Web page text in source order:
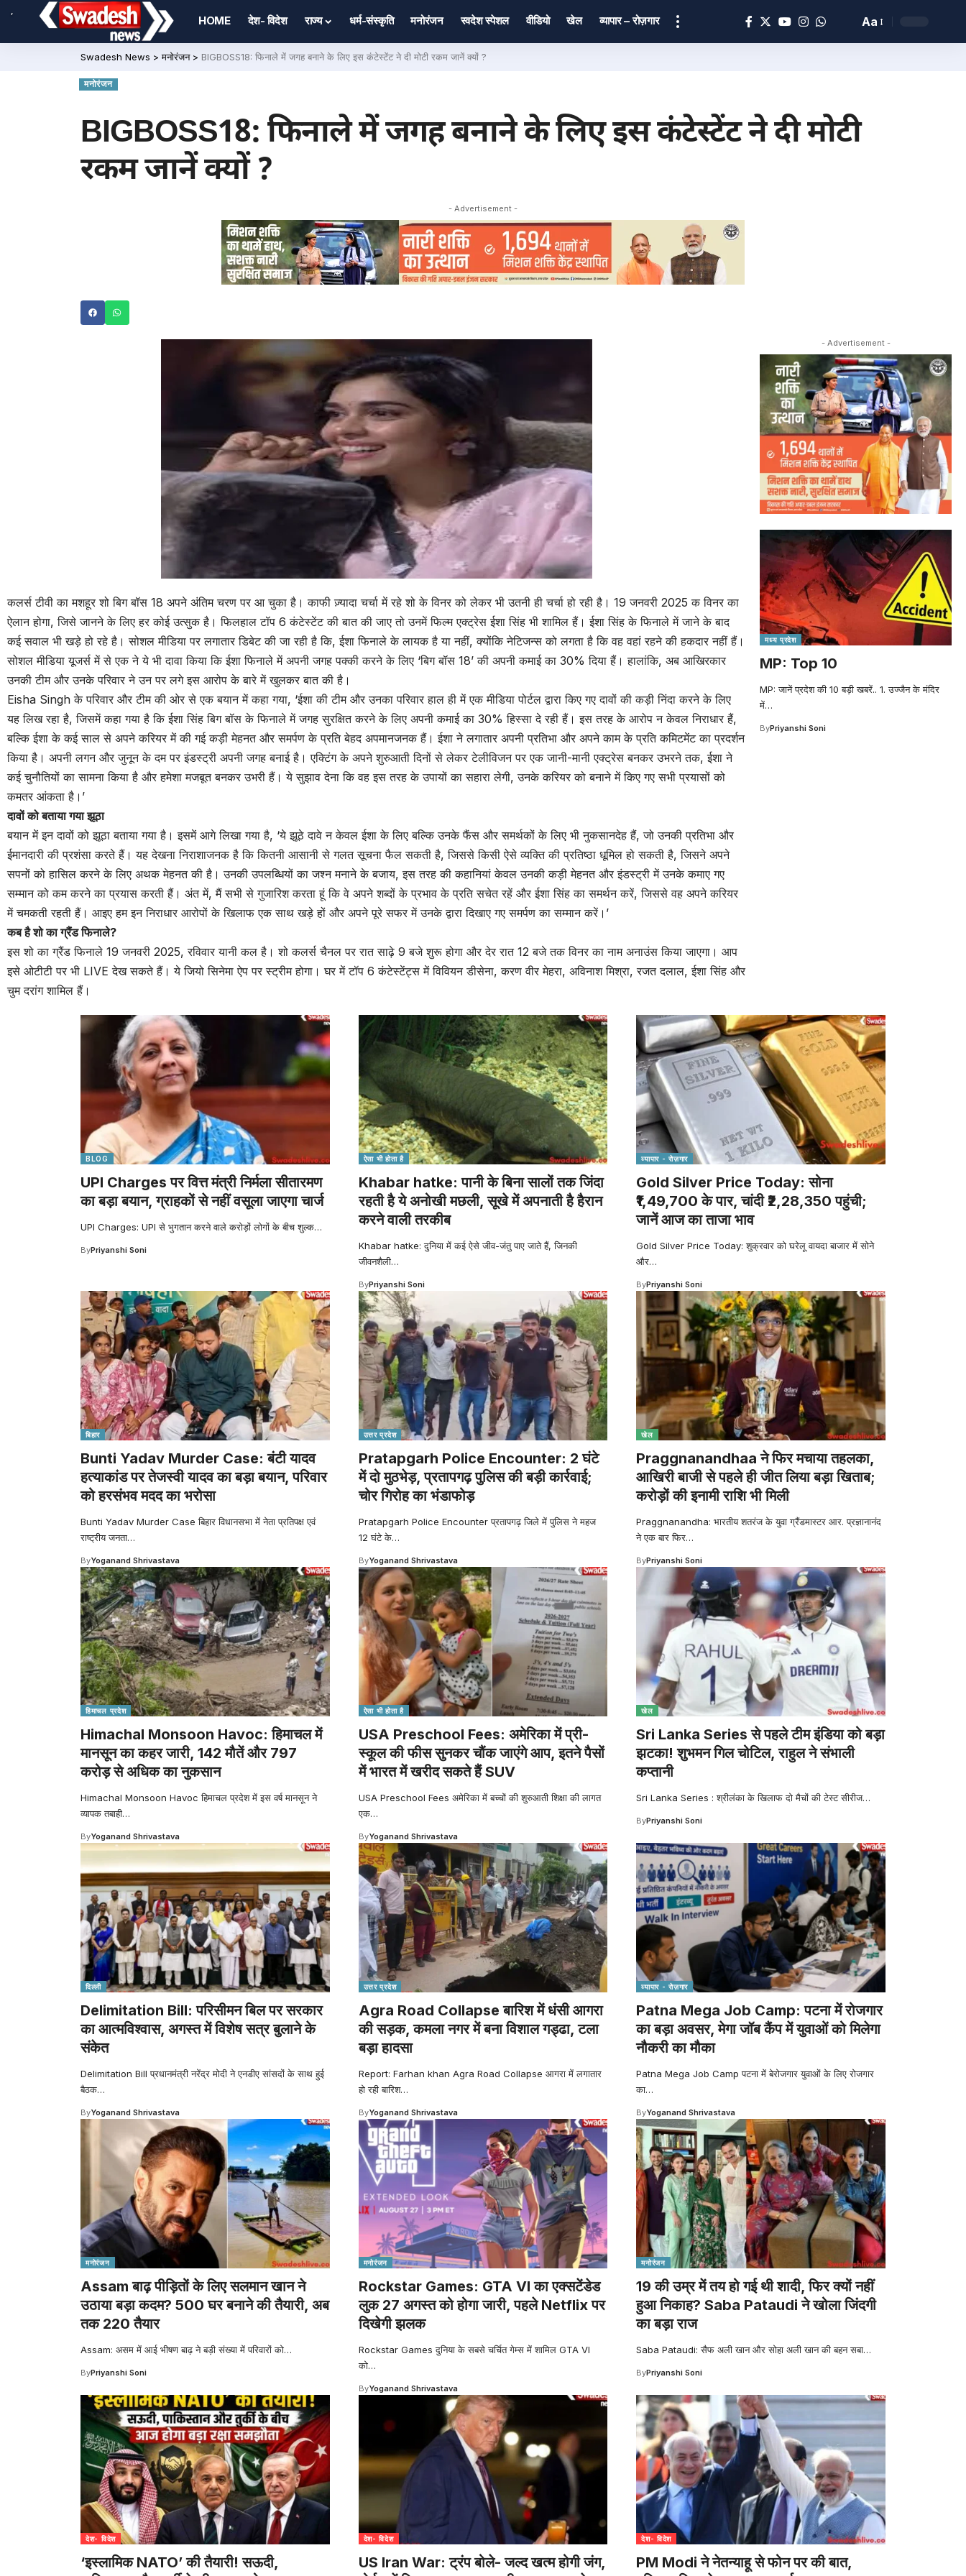
,
HOME देश- विदेश राज्य धर्म-संस्कृति मनोरंजन स्वदेश स्पेशल वीडियो खेल व्यापार – रोज़गार Aa
Swadesh News >मनोरंजन> BIGBOSS18: फिनाले में जगह बनाने के लिए इस कंटेस्टेंट ने दी मोटी रकम जानें क्यों ?
मनोरंजन
BIGBOSS18: फिनाले में जगह बनाने के लिए इस कंटेस्टेंट ने दी मोटी
रकम जानें क्यों ?
- Advertisement -
कलर्स टीवी का मशहूर शो बिग बॉस 18 अपने अंतिम चरण पर आ चुका है। काफी ज़्यादा चर्चा में रहे शो के विनर को लेकर भी उतनी ही चर्चा हो रही है। 19 जनवरी 2025 क विनर का
ऐलान होगा, जिसे जानने के लिए हर कोई उत्सुक है। फिलहाल टॉप 6 कंटेस्टेंट की बात की जाए तो उनमें फिल्म एक्ट्रेस ईशा सिंह भी शामिल हैं। ईशा सिंह के फिनाले में जाने के बाद
कई सवाल भी खड़े हो रहे है। सोशल मीडिया पर लगातार डिबेट की जा रही है कि, ईशा फिनाले के लायक है या नहीं, क्योंकि नेटिजन्स को लगता है कि वह वहां रहने की हकदार नहीं हैं।
सोशल मीडिया यूजर्स में से एक ने ये भी दावा किया कि ईशा फिनाले में अपनी जगह पक्की करने के लिए ‘बिग बॉस 18’ की अपनी कमाई का 30% दिया हैं। हालांकि, अब आखिरकार
उनकी टीम और उनके परिवार ने उन पर लगे इस आरोप के बारे में खुलकर बात की है।
Eisha Singh के परिवार और टीम की ओर से एक बयान में कहा गया, ‘ईशा की टीम और उनका परिवार हाल ही में एक मीडिया पोर्टल द्वारा किए गए दावों की कड़ी निंदा करने के लिए
यह लिख रहा है, जिसमें कहा गया है कि ईशा सिंह बिग बॉस के फिनाले में जगह सुरक्षित करने के लिए अपनी कमाई का 30% हिस्सा दे रही हैं। इस तरह के आरोप न केवल निराधार हैं,
बल्कि ईशा के कई साल से अपने करियर में की गई कड़ी मेहनत और समर्पण के प्रति बेहद अपमानजनक हैं। ईशा ने लगातार अपनी प्रतिभा और अपने काम के प्रति कमिटमेंट का प्रदर्शन
किया है। अपनी लगन और जुनून के दम पर इंडस्ट्री अपनी जगह बनाई है। एक्टिंग के अपने शुरुआती दिनों से लेकर टेलीविजन पर एक जानी-मानी एक्ट्रेस बनकर उभरने तक, ईशा ने
कई चुनौतियों का सामना किया है और हमेशा मजबूत बनकर उभरी हैं। ये सुझाव देना कि वह इस तरह के उपायों का सहारा लेगी, उनके करियर को बनाने में किए गए सभी प्रयासों को
कमतर आंकता है।’
दावों को बताया गया झूठा
बयान में इन दावों को झूठा बताया गया है। इसमें आगे लिखा गया है, ‘ये झूठे दावे न केवल ईशा के लिए बल्कि उनके फैंस और समर्थकों के लिए भी नुकसानदेह हैं, जो उनकी प्रतिभा और
ईमानदारी की प्रशंसा करते हैं। यह देखना निराशाजनक है कि कितनी आसानी से गलत सूचना फैल सकती है, जिससे किसी ऐसे व्यक्ति की प्रतिष्ठा धूमिल हो सकती है, जिसने अपने
सपनों को हासिल करने के लिए अथक मेहनत की है। उनकी उपलब्धियों का जश्न मनाने के बजाय, इस तरह की कहानियां केवल उनकी कड़ी मेहनत और इंडस्ट्री में उनके कमाए गए
सम्मान को कम करने का प्रयास करती हैं। अंत में, मैं सभी से गुजारिश करता हूं कि वे अपने शब्दों के प्रभाव के प्रति सचेत रहें और ईशा सिंह का समर्थन करें, जिससे वह अपने करियर
में चमकती रहती हैं। आइए हम इन निराधार आरोपों के खिलाफ एक साथ खड़े हों और अपने पूरे सफर में उनके द्वारा दिखाए गए समर्पण का सम्मान करें।’
कब है शो का ग्रैंड फिनाले?
इस शो का ग्रैंड फिनाले 19 जनवरी 2025, रविवार यानी कल है। शो कलर्स चैनल पर रात साढ़े 9 बजे शुरू होगा और देर रात 12 बजे तक विनर का नाम अनाउंस किया जाएगा। आप
इसे ओटीटी पर भी LIVE देख सकते हैं। ये जियो सिनेमा ऐप पर स्ट्रीम होगा। घर में टॉप 6 कंटेस्टेंट्स में विवियन डीसेना, करण वीर मेहरा, अविनाश मिश्रा, रजत दलाल, ईशा सिंह और
चुम दरांग शामिल हैं।
- Advertisement -
मध्य प्रदेश
MP: Top 10
MP: जानें प्रदेश की 10 बड़ी खबरें.. 1. उज्जैन के मंदिर
में…
ByPriyanshi Soni
BLOG
UPI Charges पर वित्त मंत्री निर्मला सीतारमण
का बड़ा बयान, ग्राहकों से नहीं वसूला जाएगा चार्ज
UPI Charges: UPI से भुगतान करने वाले करोड़ों लोगों के बीच शुल्क…
ByPriyanshi Soni
ऐसा भी होता है
Khabar hatke: पानी के बिना सालों तक जिंदा
रहती है ये अनोखी मछली, सूखे में अपनाती है हैरान
करने वाली तरकीब
Khabar hatke: दुनिया में कई ऐसे जीव-जंतु पाए जाते हैं, जिनकी
जीवनशैली…
ByPriyanshi Soni
व्यापार - रोज़गार
Gold Silver Price Today: सोना
₹1,49,700 के पार, चांदी ₹2,28,350 पहुंची;
जानें आज का ताजा भाव
Gold Silver Price Today: शुक्रवार को घरेलू वायदा बाजार में सोने
और…
ByPriyanshi Soni
बिहार
Bunti Yadav Murder Case: बंटी यादव
हत्याकांड पर तेजस्वी यादव का बड़ा बयान, परिवार
को हरसंभव मदद का भरोसा
Bunti Yadav Murder Case बिहार विधानसभा में नेता प्रतिपक्ष एवं
राष्ट्रीय जनता…
ByYoganand Shrivastava
उत्तर प्रदेश
Pratapgarh Police Encounter: 2 घंटे
में दो मुठभेड़, प्रतापगढ़ पुलिस की बड़ी कार्रवाई;
चोर गिरोह का भंडाफोड़
Pratapgarh Police Encounter प्रतापगढ़ जिले में पुलिस ने महज
12 घंटे के…
ByYoganand Shrivastava
खेल
Praggnanandhaa ने फिर मचाया तहलका,
आखिरी बाजी से पहले ही जीत लिया बड़ा खिताब;
करोड़ों की इनामी राशि भी मिली
Praggnanandha: भारतीय शतरंज के युवा ग्रैंडमास्टर आर. प्रज्ञानानंद
ने एक बार फिर…
ByPriyanshi Soni
हिमाचल प्रदेश
Himachal Monsoon Havoc: हिमाचल में
मानसून का कहर जारी, 142 मौतें और 797
करोड़ से अधिक का नुकसान
Himachal Monsoon Havoc हिमाचल प्रदेश में इस वर्ष मानसून ने
व्यापक तबाही…
ByYoganand Shrivastava
ऐसा भी होता है
USA Preschool Fees: अमेरिका में प्री-
स्कूल की फीस सुनकर चौंक जाएंगे आप, इतने पैसों
में भारत में खरीद सकते हैं SUV
USA Preschool Fees अमेरिका में बच्चों की शुरुआती शिक्षा की लागत
एक…
ByYoganand Shrivastava
खेल
Sri Lanka Series से पहले टीम इंडिया को बड़ा
झटका! शुभमन गिल चोटिल, राहुल ने संभाली
कप्तानी
Sri Lanka Series : श्रीलंका के खिलाफ दो मैचों की टेस्ट सीरीज…
ByPriyanshi Soni
दिल्ली
Delimitation Bill: परिसीमन बिल पर सरकार
का आत्मविश्वास, अगस्त में विशेष सत्र बुलाने के
संकेत
Delimitation Bill प्रधानमंत्री नरेंद्र मोदी ने एनडीए सांसदों के साथ हुई
बैठक…
ByYoganand Shrivastava
उत्तर प्रदेश
Agra Road Collapse बारिश में धंसी आगरा
की सड़क, कमला नगर में बना विशाल गड्ढा, टला
बड़ा हादसा
Report: Farhan khan Agra Road Collapse आगरा में लगातार
हो रही बारिश…
ByYoganand Shrivastava
व्यापार - रोज़गार
Patna Mega Job Camp: पटना में रोजगार
का बड़ा अवसर, मेगा जॉब कैंप में युवाओं को मिलेगा
नौकरी का मौका
Patna Mega Job Camp पटना में बेरोजगार युवाओं के लिए रोजगार
का…
ByYoganand Shrivastava
मनोरंजन
Assam बाढ़ पीड़ितों के लिए सलमान खान ने
उठाया बड़ा कदम? 500 घर बनाने की तैयारी, अब
तक 220 तैयार
Assam: असम में आई भीषण बाढ़ ने बड़ी संख्या में परिवारों को…
ByPriyanshi Soni
मनोरंजन
Rockstar Games: GTA VI का एक्सटेंडेड
लुक 27 अगस्त को होगा जारी, पहले Netflix पर
दिखेगी झलक
Rockstar Games दुनिया के सबसे चर्चित गेम्स में शामिल GTA VI
को…
ByYoganand Shrivastava
मनोरंजन
19 की उम्र में तय हो गई थी शादी, फिर क्यों नहीं
हुआ निकाह? Saba Pataudi ने खोला जिंदगी
का बड़ा राज
Saba Pataudi: सैफ अली खान और सोहा अली खान की बहन सबा…
ByPriyanshi Soni
देश- विदेश
‘इस्लामिक NATO’ की तैयारी! सऊदी,
देश- विदेश
US Iran War: ट्रंप बोले- जल्द खत्म होगी जंग,
देश- विदेश
PM Modi ने नेतन्याहू से फोन पर की बात,